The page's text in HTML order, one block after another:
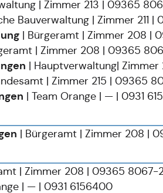
| Zimmer 213 | 09365
Bauverwaltung | Zimmer 211
| Bürgeramt | Zimmer 208 |
| Zimmer 208 | 09365
| Hauptverwaltung|
| Zimmer 215 | 09365
| Team Orange | — | 0931
| Bürgeramt | Zimmer 208 |
| Zimmer 208 | 09365 8067-
| — | 0931 6156400